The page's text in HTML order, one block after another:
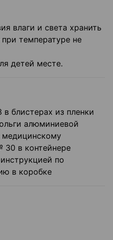
влаги и света хранить
температуре не
детей месте.
блистерах из пленки
алюминиевой
медицинскому
в контейнере
по
в коробке